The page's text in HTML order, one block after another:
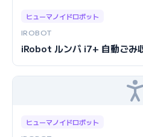
ヒューマノイドロボット
IROBOT
iRobot ルンバ i7+ 自動ごみ
ヒューマノイドロボット